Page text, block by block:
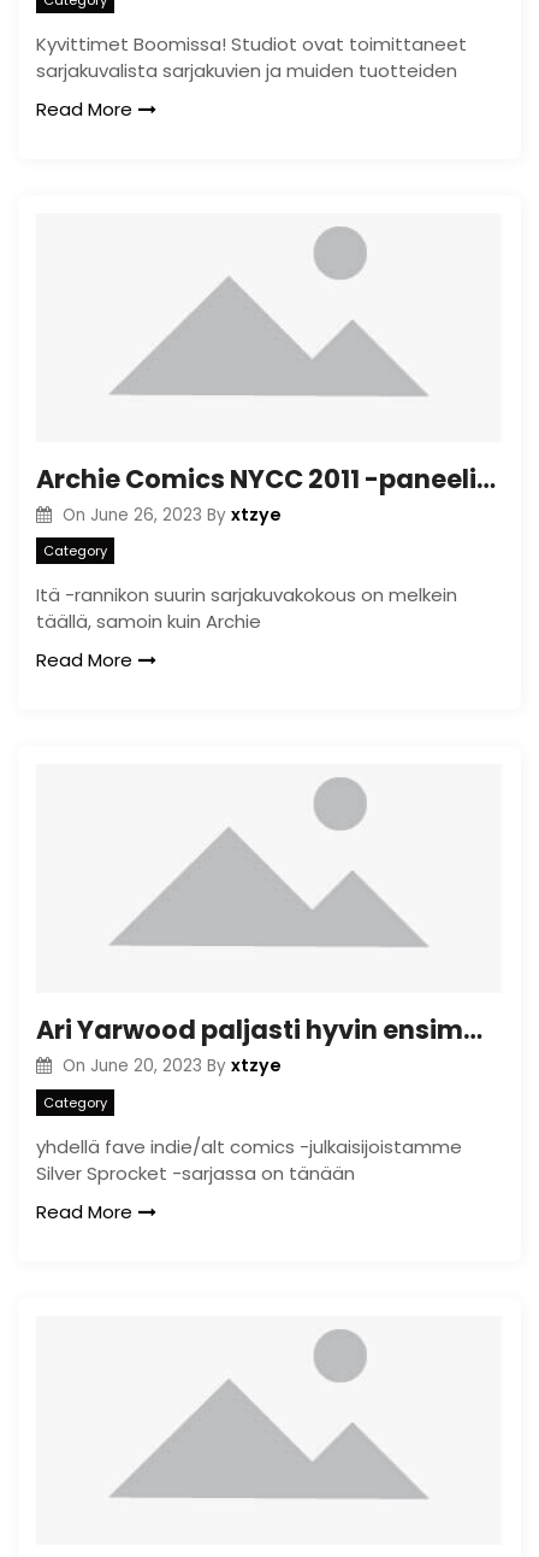
Kyvittimet Boomissa! Studiot ovat toimittaneet
sarjakuvalista sarjakuvien ja muiden tuotteiden
Read More
Archie Comics NYCC 2011 -paneelit paljastivat
On June 26, 2023 By xtzye
Category
Itä -rannikon suurin sarjakuvakokous on melkein
täällä, samoin kuin Archie
Read More
Ari Yarwood paljasti hyvin ensimmäisenä toimitusjohtajana Radical Indie Comics Publisher Silver Sprocket -tapahtumassa
On June 20, 2023 By xtzye
Category
yhdellä fave indie/alt comics -julkaisijoistamme
Silver Sprocket -sarjassa on tänään
Read More